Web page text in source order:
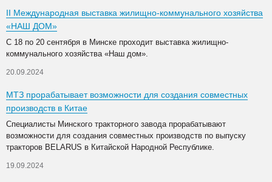
II Международная выставка жилищно-коммунального хозяйства
«НАШ ДОМ»
С 18 по 20 сентября в Минске проходит выставка жилищно-
коммунального хозяйства «Наш дом».
20.09.2024
МТЗ прорабатывает возможности для создания совместных
производств в Китае
Специалисты Минского тракторного завода прорабатывают
возможности для создания совместных производств по выпуску
тракторов BELARUS в Китайской Народной Республике.
19.09.2024